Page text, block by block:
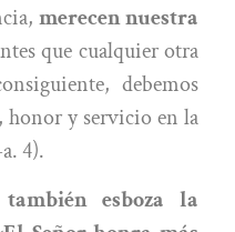
merecen nuestra
que cualquier otra
debemos
honor y servicio en la
4).
esboza la